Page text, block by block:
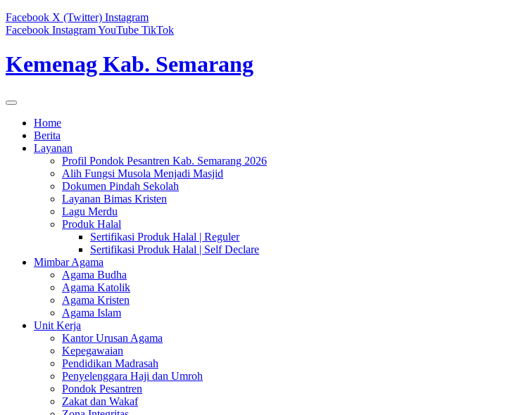
Facebook X (Twitter) Instagram
Facebook InstagramYouTube TikTok
Kemenag Kab. Semarang
Home
Berita
Layanan
Profil Pondok Pesantren Kab. Semarang 2026
Alih Fungsi Musola Menjadi Masjid
Dokumen Pindah Sekolah
Layanan Bimas Kristen
Lagu Merdu
Produk Halal
Sertifikasi Produk Halal | Reguler
Sertifikasi Produk Halal | Self Declare
Mimbar Agama
Agama Budha
Agama Katolik
Agama Kristen
Agama Islam
Unit Kerja
Kantor Urusan Agama
Kepegawaian
Pendidikan Madrasah
Penyelenggara Haji dan Umroh
Pondok Pesantren
Zakat dan Wakaf